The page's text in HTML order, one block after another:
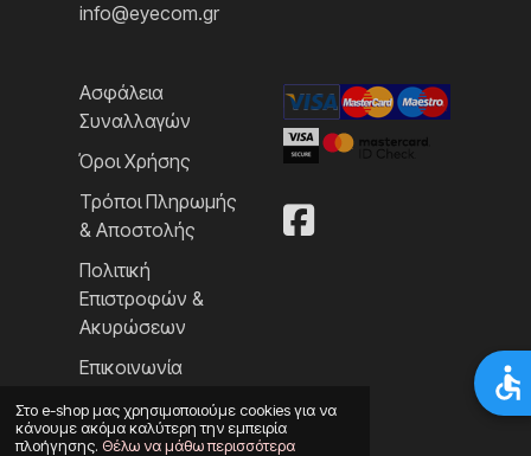
Στο e-shop μας χρησιμοποιούμε cookies για να
κάνουμε ακόμα καλύτερη την εμπειρία
πλοήγησης. Θέλω να μάθω περισσότερα
info@eyecom.gr
Ασφάλεια
Συναλλαγών
Όροι Χρήσης
Τρόποι Πληρωμής
& Αποστολής
Πολιτική
Επιστροφών &
Ακυρώσεων
Επικοινωνία